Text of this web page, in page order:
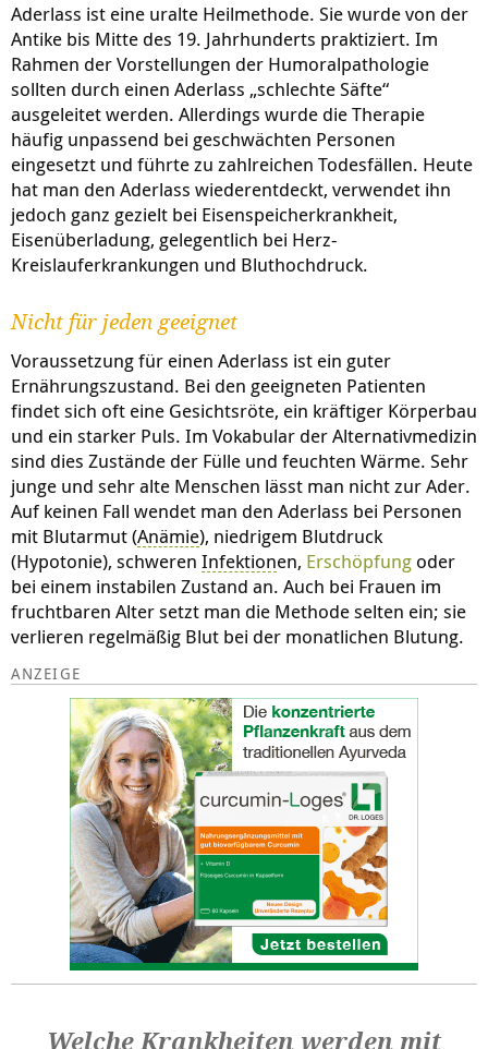
Aderlass ist eine uralte Heilmethode. Sie wurde von der
Antike bis Mitte des 19. Jahrhunderts praktiziert. Im
Rahmen der Vorstellungen der Humoralpathologie
sollten durch einen Aderlass „schlechte Säfte“
ausgeleitet werden. Allerdings wurde die Therapie
häufig unpassend bei geschwächten Personen
eingesetzt und führte zu zahlreichen Todesfällen. Heute
hat man den Aderlass wiederentdeckt, verwendet ihn
jedoch ganz gezielt bei Eisenspeicherkrankheit,
Eisenüberladung, gelegentlich bei Herz-
Kreislauferkrankungen und Bluthochdruck.
Nicht für jeden geeignet
Voraussetzung für einen Aderlass ist ein guter
Ernährungszustand. Bei den geeigneten Patienten
findet sich oft eine Gesichtsröte, ein kräftiger Körperbau
und ein starker Puls. Im Vokabular der Alternativmedizin
sind dies Zustände der Fülle und feuchten Wärme. Sehr
junge und sehr alte Menschen lässt man nicht zur Ader.
Auf keinen Fall wendet man den Aderlass bei Personen
mit Blutarmut (Anämie), niedrigem Blutdruck
(Hypotonie), schweren Infektionen, Erschöpfung oder
bei einem instabilen Zustand an. Auch bei Frauen im
fruchtbaren Alter setzt man die Methode selten ein; sie
verlieren regelmäßig Blut bei der monatlichen Blutung.
Welche Krankheiten werden mit